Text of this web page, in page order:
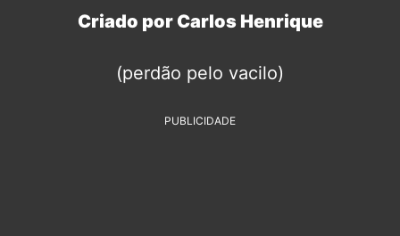
Criado por Carlos Henrique
(perdão pelo vacilo)
PUBLICIDADE